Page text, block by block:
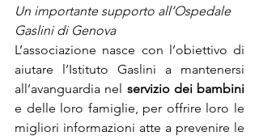
Un importante supporto all’Ospedale
Gaslini di Genova
L’associazione nasce con l’obiettivo di
aiutare l’Istituto Gaslini a mantenersi
all’avanguardia nel servizio dei bambini
e delle loro famiglie, per offrire loro le
migliori informazioni atte a prevenire le